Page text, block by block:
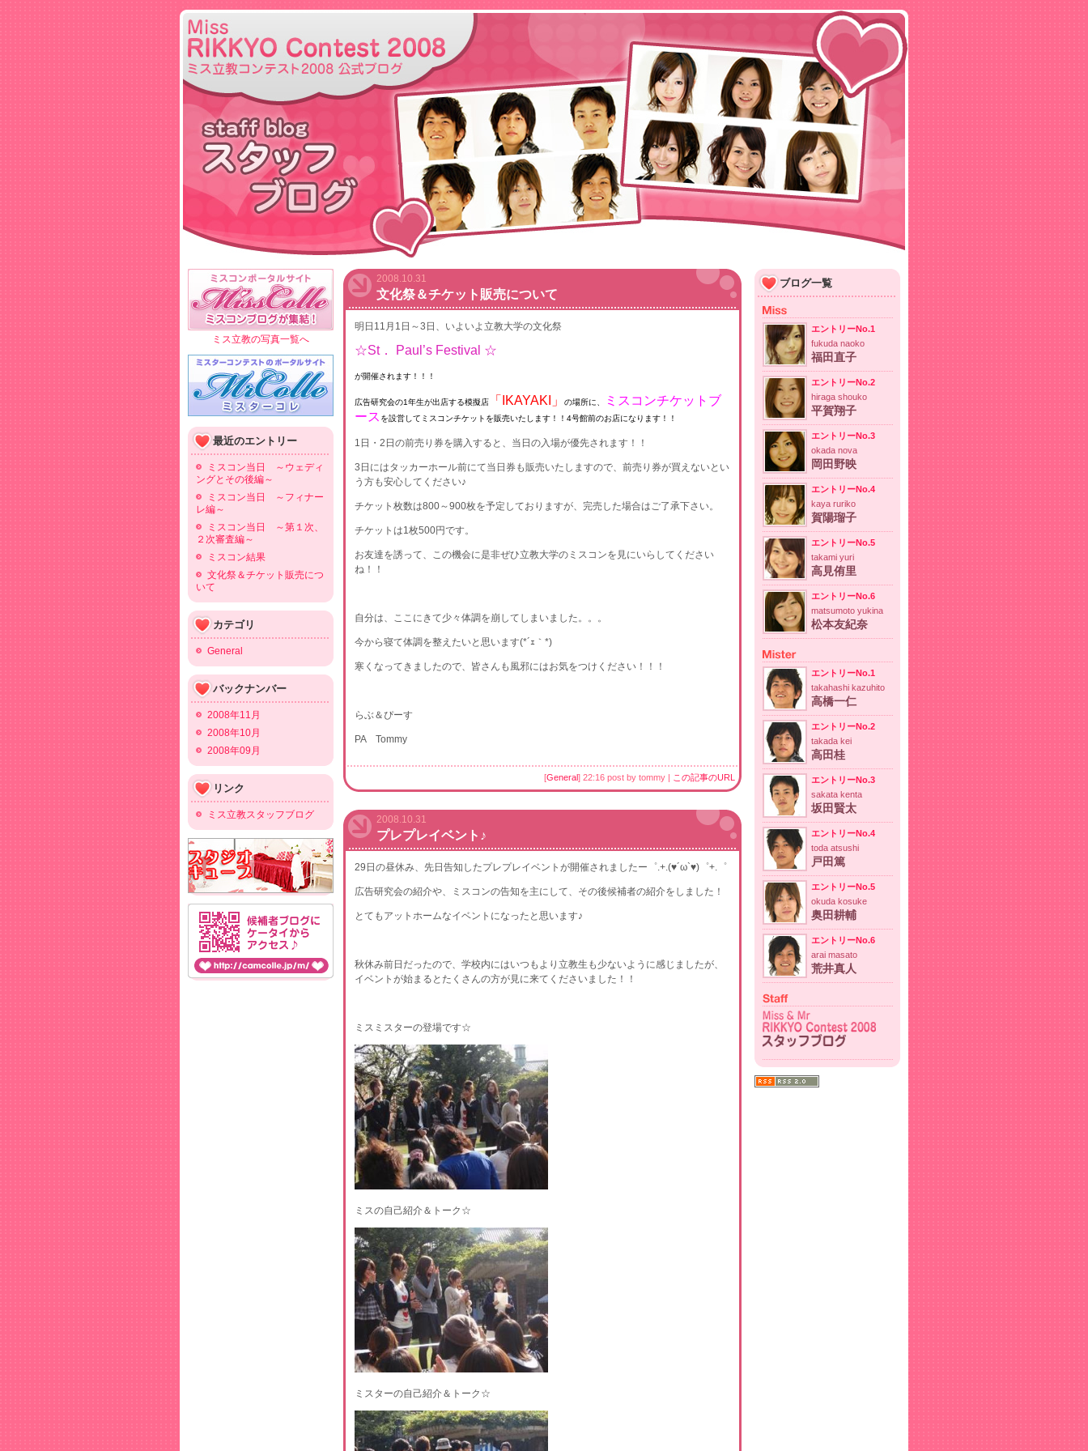
2008.10.31
文化祭＆チケット販売について
明日11月1日～3日、いよいよ立教大学の文化祭
☆St． Paul’s Festival ☆
が開催されます！！！
広告研究会の1年生が出店する模擬店 「IKAYAKI」 の場所に、
ミスコンチケットブ
ース を設営してミスコンチケットを販売いたします！！4号館前のお店になります！！
1日・2日の前売り券を購入すると、当日の入場が優先されます！！
3日にはタッカーホール前にて当日券も販売いたしますので、前売り券が買えないとい
う方も安心してください♪
チケット枚数は800～900枚を予定しておりますが、完売した場合はご了承下さい。
チケットは1枚500円です。
お友達を誘って、この機会に是非ぜひ立教大学のミスコンを見にいらしてください
ね！！
自分は、ここにきて少々体調を崩してしまいました。。。
今から寝て体調を整えたいと思います(*´ｪ｀*)
寒くなってきましたので、皆さんも風邪にはお気をつけください！！！
らぶ＆ぴーす
PA Tommy
[General] 22:16 post by tommy | この記事のURL
2008.10.31
プレプレイベント♪
29日の昼休み、先日告知したプレプレイベントが開催されましたー゜.+.(♥´ω`♥)゜+.゜
広告研究会の紹介や、ミスコンの告知を主にして、その後候補者の紹介をしました！
とてもアットホームなイベントになったと思います♪
秋休み前日だったので、学校内にはいつもより立教生も少ないように感じましたが、
イベントが始まるとたくさんの方が見に来てくださいました！！
ミスミスターの登場です☆
ミスの自己紹介＆トーク☆
ミスターの自己紹介＆トーク☆
ブログ一覧
エントリーNo.1
fukuda naoko
福田直子
エントリーNo.2
hiraga shouko
平賀翔子
エントリーNo.3
okada nova
岡田野映
エントリーNo.4
kaya ruriko
賀陽瑠子
エントリーNo.5
takami yuri
高見侑里
エントリーNo.6
matsumoto yukina
松本友紀奈
エントリーNo.1
takahashi kazuhito
高橋一仁
エントリーNo.2
takada kei
高田桂
エントリーNo.3
sakata kenta
坂田賢太
エントリーNo.4
toda atsushi
戸田篤
エントリーNo.5
okuda kosuke
奥田耕輔
エントリーNo.6
arai masato
荒井真人
ミス立教の写真一覧へ
最近のエントリー
ミスコン当日 ～ウェディ
ングとその後編～
ミスコン当日 ～フィナー
レ編～
ミスコン当日 ～第１次、
２次審査編～
ミスコン結果
文化祭＆チケット販売につ
いて
カテゴリ
General
バックナンバー
2008年11月
2008年10月
2008年09月
リンク
ミス立教スタッフブログ